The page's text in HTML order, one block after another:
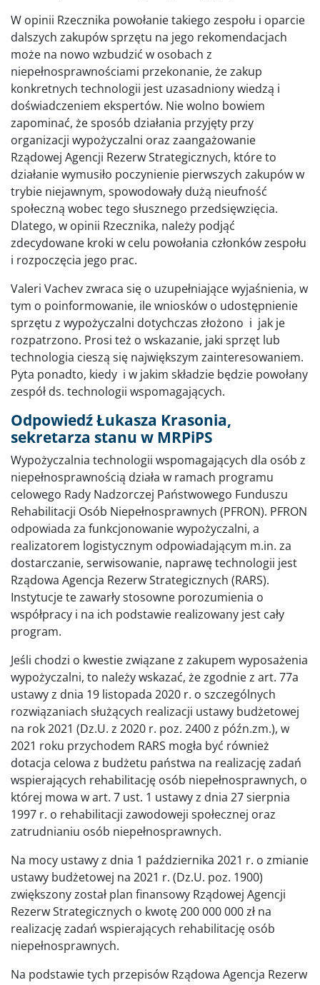
W opinii Rzecznika powołanie takiego zespołu i oparcie
dalszych zakupów sprzętu na jego rekomendacjach
może na nowo wzbudzić w osobach z
niepełnosprawnościami przekonanie, że zakup
konkretnych technologii jest uzasadniony wiedzą i
doświadczeniem ekspertów. Nie wolno bowiem
zapominać, że sposób działania przyjęty przy
organizacji wypożyczalni oraz zaangażowanie
Rządowej Agencji Rezerw Strategicznych, które to
działanie wymusiło poczynienie pierwszych zakupów w
trybie niejawnym, spowodowały dużą nieufność
społeczną wobec tego słusznego przedsięwzięcia.
Dlatego, w opinii Rzecznika, należy podjąć
zdecydowane kroki w celu powołania członków zespołu
i rozpoczęcia jego prac.
Valeri Vachev zwraca się o uzupełniające wyjaśnienia, w
tym o poinformowanie, ile wniosków o udostępnienie
sprzętu z wypożyczalni dotychczas złożono i jak je
rozpatrzono. Prosi też o wskazanie, jaki sprzęt lub
technologia cieszą się największym zainteresowaniem.
Pyta ponadto, kiedy i w jakim składzie będzie powołany
zespół ds. technologii wspomagających.
Odpowiedź Łukasza Krasonia,
sekretarza stanu w MRPiPS
Wypożyczalnia technologii wspomagających dla osób z
niepełnosprawnością działa w ramach programu
celowego Rady Nadzorczej Państwowego Funduszu
Rehabilitacji Osób Niepełnosprawnych (PFRON). PFRON
odpowiada za funkcjonowanie wypożyczalni, a
realizatorem logistycznym odpowiadającym m.in. za
dostarczanie, serwisowanie, naprawę technologii jest
Rządowa Agencja Rezerw Strategicznych (RARS).
Instytucje te zawarły stosowne porozumienia o
współpracy i na ich podstawie realizowany jest cały
program.
Jeśli chodzi o kwestie związane z zakupem wyposażenia
wypożyczalni, to należy wskazać, że zgodnie z art. 77a
ustawy z dnia 19 listopada 2020 r. o szczególnych
rozwiązaniach służących realizacji ustawy budżetowej
na rok 2021 (Dz.U. z 2020 r. poz. 2400 z późn.zm.), w
2021 roku przychodem RARS mogła być również
dotacja celowa z budżetu państwa na realizację zadań
wspierających rehabilitację osób niepełnosprawnych, o
której mowa w art. 7 ust. 1 ustawy z dnia 27 sierpnia
1997 r. o rehabilitacji zawodoweji społecznej oraz
zatrudnianiu osób niepełnosprawnych.
Na mocy ustawy z dnia 1 października 2021 r. o zmianie
ustawy budżetowej na 2021 r. (Dz.U. poz. 1900)
zwiększony został plan finansowy Rządowej Agencji
Rezerw Strategicznych o kwotę 200 000 000 zł na
realizację zadań wspierających rehabilitację osób
niepełnosprawnych.
Na podstawie tych przepisów Rządowa Agencja Rezerw